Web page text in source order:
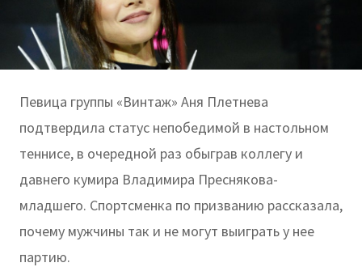
Певица группы «Винтаж» Аня Плетнева
подтвердила статус непобедимой в настольном
теннисе, в очередной раз обыграв коллегу и
давнего кумира Владимира Преснякова-
младшего. Спортсменка по призванию рассказала,
почему мужчины так и не могут выиграть у нее
партию.